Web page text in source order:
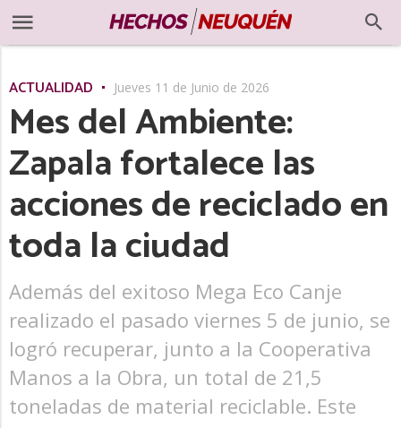
ACTUALIDAD Jueves 11 de Junio de 2026
Mes del Ambiente:
Zapala fortalece las
acciones de reciclado en
toda la ciudad
Además del exitoso Mega Eco Canje
realizado el pasado viernes 5 de junio, se
logró recuperar, junto a la Cooperativa
Manos a la Obra, un total de 21,5
toneladas de material reciclable. Este